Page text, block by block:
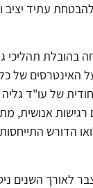
עתיד יציב
בהובלת תהליכי
האינטרסים של
של עו"ד
אנושית,
הדורש
לאורך השנים